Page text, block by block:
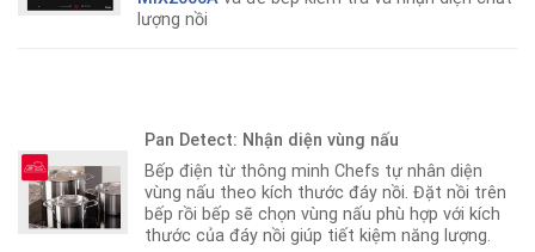
lượng nồi
Pan Detect: Nhận diện vùng nấu
Bếp điện từ thông minh Chefs tự nhân diện
vùng nấu theo kích thước đáy nồi. Đặt nồi trên
bếp rồi bếp sẽ chọn vùng nấu phù hợp với kích
thước của đáy nồi giúp tiết kiệm năng lượng.